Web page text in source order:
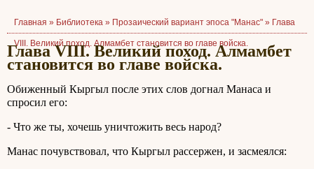
Главная » Библиотека » Прозаический вариант эпоса "Манас" » Глава
VIII. Великий поход. Алмамбет становится во главе войска.
Глава VIII. Великий поход. Алмамбет
становится во главе войска.
Обиженный Кыргыл после этих слов догнал Манаса и
спросил его:
- Что же ты, хочешь уничтожить весь народ?
Манас почувствовал, что Кыргыл рассержен, и засмеялся: